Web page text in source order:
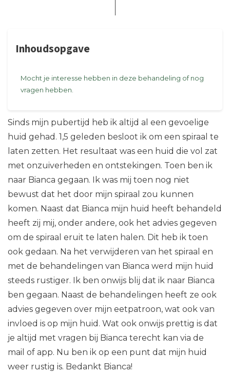
Sinds mijn pubertijd heb ik altijd al een gevoelige
huid gehad. 1,5 geleden besloot ik om een spiraal te
laten zetten. Het resultaat was een huid die vol zat
met onzuiverheden en ontstekingen. Toen ben ik
naar Bianca gegaan. Ik was mij toen nog niet
bewust dat het door mijn spiraal zou kunnen
komen. Naast dat Bianca mijn huid heeft behandeld
heeft zij mij, onder andere, ook het advies gegeven
om de spiraal eruit te laten halen. Dit heb ik toen
ook gedaan. Na het verwijderen van het spiraal en
met de behandelingen van Bianca werd mijn huid
steeds rustiger. Ik ben onwijs blij dat ik naar Bianca
ben gegaan. Naast de behandelingen heeft ze ook
advies gegeven over mijn eetpatroon, wat ook van
invloed is op mijn huid. Wat ook onwijs prettig is dat
je altijd met vragen bij Bianca terecht kan via de
mail of app. Nu ben ik op een punt dat mijn huid
weer rustig is. Bedankt Bianca!
Inhoudsopgave
Mocht je interesse hebben in deze behandeling of nog
vragen hebben.